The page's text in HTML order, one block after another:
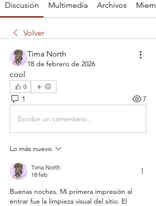
Discusión Multimedia Archivos
Volver
Tima North
18 de febrero de 2026
cool
0
1 7
Escribir un comentario...
Lo más nuevo
Tima North
18 feb
Buenas noches. Mi primera impresión al
entrar fue la limpieza visual del sitio. El